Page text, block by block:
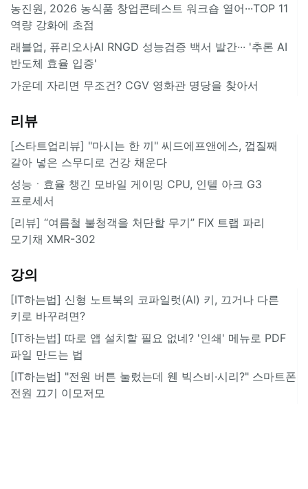
농진원, 2026 농식품 창업콘테스트 워크숍 열어···TOP 11
역량 강화에 초점
래블업, 퓨리오사AI RNGD 성능검증 백서 발간··· '추론 AI
반도체 효율 입증'
가운데 자리면 무조건? CGV 영화관 명당을 찾아서
리뷰
[스타트업리뷰] "마시는 한 끼" 씨드에프앤에스, 껍질째
갈아 넣은 스무디로 건강 채운다
성능ㆍ효율 챙긴 모바일 게이밍 CPU, 인텔 아크 G3
프로세서
[리뷰] “여름철 불청객을 처단할 무기” FIX 트랩 파리
모기채 XMR-302
강의
[IT하는법] 신형 노트북의 코파일럿(AI) 키, 끄거나 다른
키로 바꾸려면?
[IT하는법] 따로 앱 설치할 필요 없네? '인쇄' 메뉴로 PDF
파일 만드는 법
[IT하는법] "전원 버튼 눌렀는데 웬 빅스비·시리?" 스마트폰
전원 끄기 이모저모